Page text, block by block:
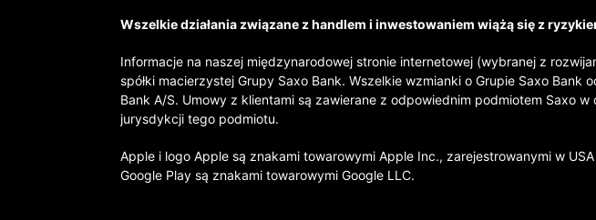
Wszelkie działania związane z handlem i inwestowaniem wiążą się z
Informacje na naszej międzynarodowej stronie internetowej (wybranej z
spółki macierzystej Grupy Saxo Bank. Wszelkie wzmianki o Grupie Saxo
Bank A/S. Umowy z klientami są zawierane z odpowiednim podmiotem Saxo
jurysdykcji tego podmiotu.
Apple i logo Apple są znakami towarowymi Apple Inc., zarejestrowanymi w
Google Play są znakami towarowymi Google LLC.